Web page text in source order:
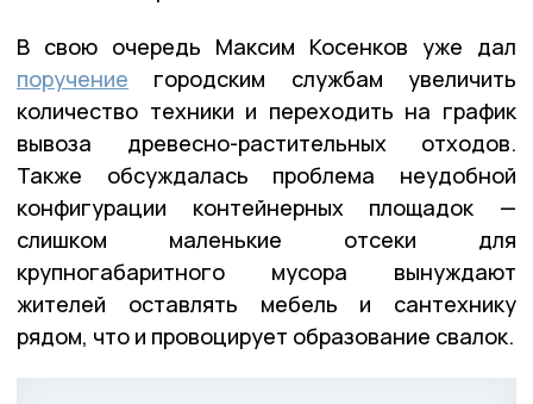
В свою очередь Максим Косенков уже дал
поручение городским службам увеличить
количество техники и переходить на график
вывоза древесно-растительных отходов.
Также обсуждалась проблема неудобной
конфигурации контейнерных площадок —
слишком маленькие отсеки для
крупногабаритного мусора вынуждают
жителей оставлять мебель и сантехнику
рядом, что и провоцирует образование свалок.